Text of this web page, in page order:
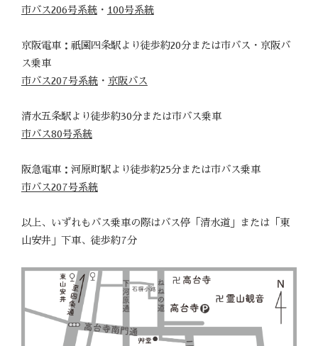
市バス206号系統・ 100号系統
京阪電車：祇園四条駅より徒歩約20分または市バス・京阪バ
ス乗車
市バス207号系統・ 京阪バス
清水五条駅より徒歩約30分または市バス乗車
市バス80号系統
阪急電車：河原町駅より徒歩約25分または市バス乗車
市バス207号系統
以上、いずれもバス乗車の際はバス停「清水道」または「東
山安井」下車、徒歩約7分